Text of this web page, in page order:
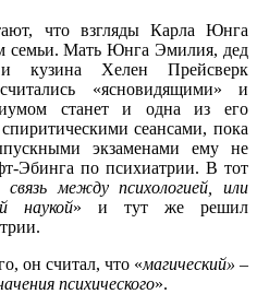
что взгляды Карла Юнга
семьи. Мать Юнга Эмилия, дед
кузина Хелен Прейсверк
«ясновидящими» и
станет и одна из его
сеансами, пока
экзаменами ему не
Эбинга по психиатрии. В тот
связь между психологией, или
наукой» и тут же решил
он считал, что «магический» –
психического».